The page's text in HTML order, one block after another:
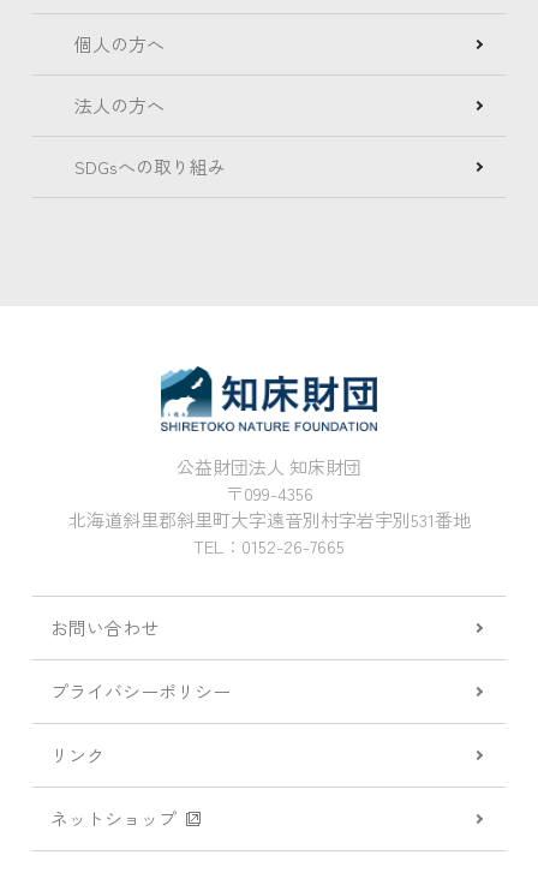
個人の方へ
法人の方へ
SDGsへの取り組み
公益財団法人 知床財団
〒099-4356
北海道斜里郡斜里町大字遠音別村字岩宇別531番地
TEL：0152-26-7665
お問い合わせ
プライバシーポリシー
リンク
ネットショップ